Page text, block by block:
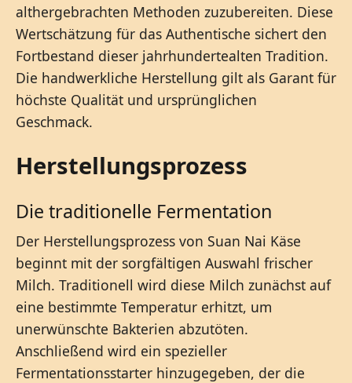
althergebrachten Methoden zuzubereiten. Diese
Wertschätzung für das Authentische sichert den
Fortbestand dieser jahrhundertealten Tradition.
Die handwerkliche Herstellung gilt als Garant für
höchste Qualität und ursprünglichen
Geschmack.
Herstellungsprozess
Die traditionelle Fermentation
Der Herstellungsprozess von Suan Nai Käse
beginnt mit der sorgfältigen Auswahl frischer
Milch. Traditionell wird diese Milch zunächst auf
eine bestimmte Temperatur erhitzt, um
unerwünschte Bakterien abzutöten.
Anschließend wird ein spezieller
Fermentationsstarter hinzugegeben, der die